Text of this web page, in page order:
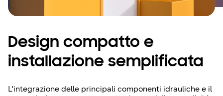
Design compatto e
installazione semplificata
L'integrazione delle principali componenti idrauliche e il